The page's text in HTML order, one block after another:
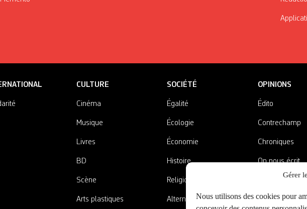
Gérer
Nous utilisons des cookies pour
CULTURE
Cinéma
Musique
Livres
BD
Scène
Arts plastiques
SOCIÉTÉ
Égalité
Écologie
Économie
Histoire
Religions
Alternatives
OPINIONS
Édito
Contrechamp
Chroniques
On nous écrit
A côté de la